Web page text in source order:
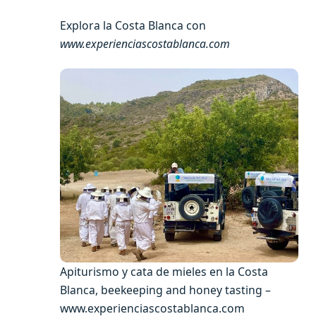
Explora la Costa Blanca con
www.experienciascostablanca.com
Apiturismo y cata de mieles en la Costa
Blanca, beekeeping and honey tasting –
www.experienciascostablanca.com